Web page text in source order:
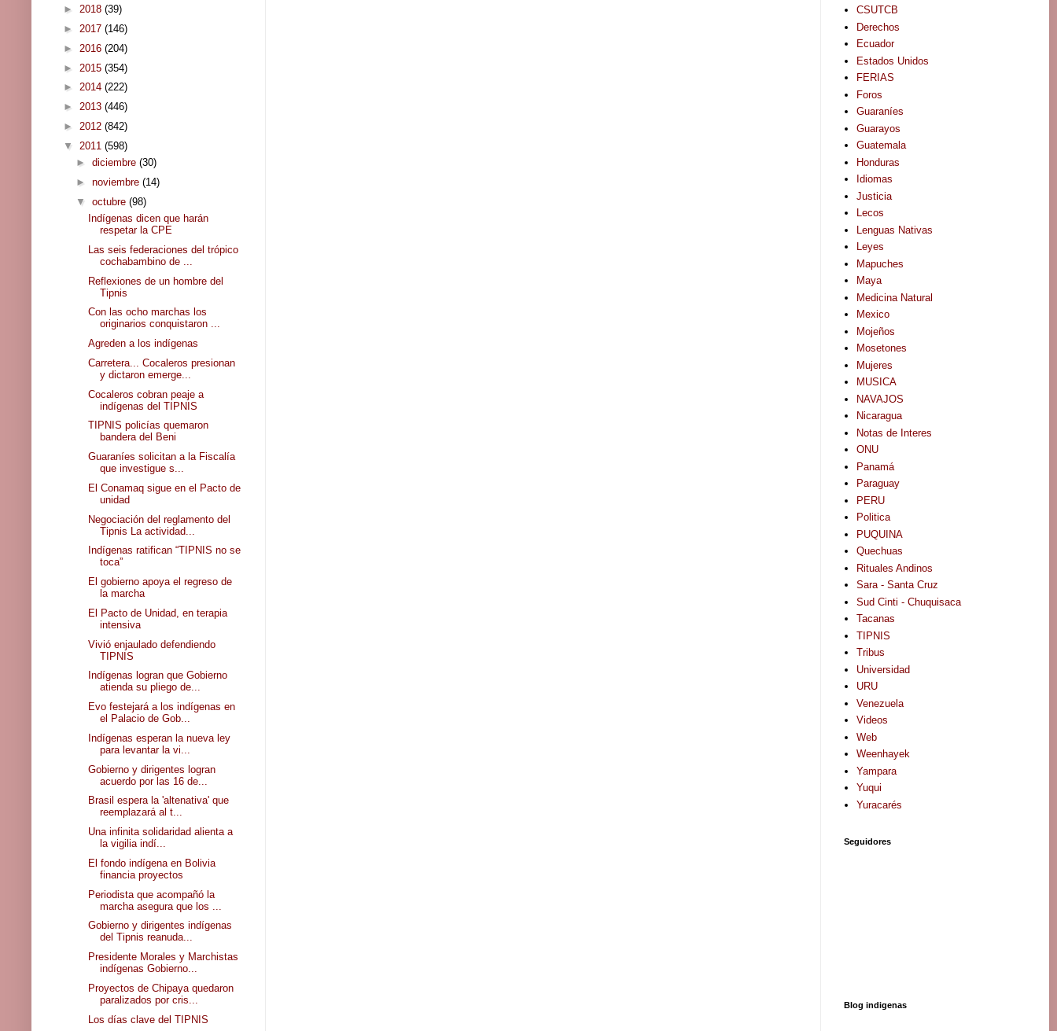
► 2018 (39)
► 2017 (146)
► 2016 (204)
► 2015 (354)
► 2014 (222)
► 2013 (446)
► 2012 (842)
▼ 2011 (598)
► diciembre (30)
► noviembre (14)
▼ octubre (98)
Indígenas dicen que harán
respetar la CPE
Las seis federaciones del trópico
cochabambino de ...
Reflexiones de un hombre del
Tipnis
Con las ocho marchas los
originarios conquistaron ...
Agreden a los indígenas
Carretera... Cocaleros presionan
y dictaron emerge...
Cocaleros cobran peaje a
indígenas del TIPNIS
TIPNIS policías quemaron
bandera del Beni
Guaraníes solicitan a la Fiscalía
que investigue s...
El Conamaq sigue en el Pacto de
unidad
Negociación del reglamento del
Tipnis La actividad...
Indígenas ratifican “TIPNIS no se
toca”
El gobierno apoya el regreso de
la marcha
El Pacto de Unidad, en terapia
intensiva
Vivió enjaulado defendiendo
TIPNIS
Indígenas logran que Gobierno
atienda su pliego de...
Evo festejará a los indígenas en
el Palacio de Gob...
Indígenas esperan la nueva ley
para levantar la vi...
Gobierno y dirigentes logran
acuerdo por las 16 de...
Brasil espera la 'altenativa' que
reemplazará al t...
Una infinita solidaridad alienta a
la vigilia indí...
El fondo indígena en Bolivia
financia proyectos
Periodista que acompañó la
marcha asegura que los ...
Gobierno y dirigentes indígenas
del Tipnis reanuda...
Presidente Morales y Marchistas
indígenas Gobierno...
Proyectos de Chipaya quedaron
paralizados por cris...
Los días clave del TIPNIS
CSUTCB
Derechos
Ecuador
Estados Unidos
FERIAS
Foros
Guaraníes
Guarayos
Guatemala
Honduras
Idiomas
Justicia
Lecos
Lenguas Nativas
Leyes
Mapuches
Maya
Medicina Natural
Mexico
Mojeños
Mosetones
Mujeres
MUSICA
NAVAJOS
Nicaragua
Notas de Interes
ONU
Panamá
Paraguay
PERU
Politica
PUQUINA
Quechuas
Rituales Andinos
Sara - Santa Cruz
Sud Cinti - Chuquisaca
Tacanas
TIPNIS
Tribus
Universidad
URU
Venezuela
Videos
Web
Weenhayek
Yampara
Yuqui
Yuracarés
Seguidores
Blog indigenas